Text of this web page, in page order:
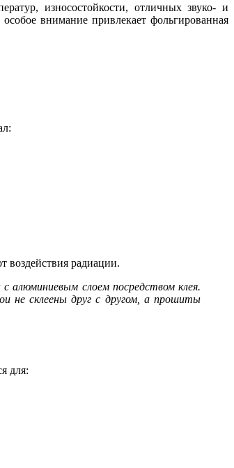
износостойкости, отличных звуко- и
внимание привлекает фольгированная
воздействия радиации.
алюминиевым слоем посредством клея.
не склеены друг с другом, а прошиты
для: